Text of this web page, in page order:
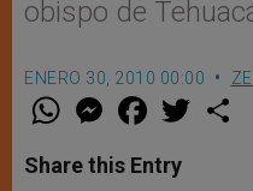
obispo de
ENERO 30, 2010 00:00
W
t
s
M
e
s
e
F
a
e
b
w
Share this Entry